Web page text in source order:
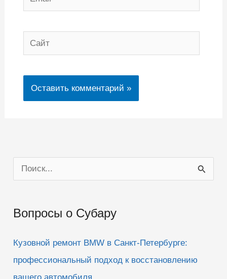
Сайт
о
с
Вопросы о Субару
Кузовной ремонт BMW в Санкт-Петербурге:
профессиональный подход к восстановлению